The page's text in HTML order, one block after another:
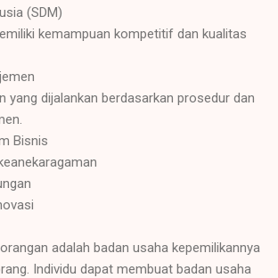
(SDM)
kemampuan kompetitif dan kualitas
yang dijalankan berdasarkan prosedur dan
Bisnis
adalah badan usaha kepemilikannya
Individu dapat membuat badan usaha